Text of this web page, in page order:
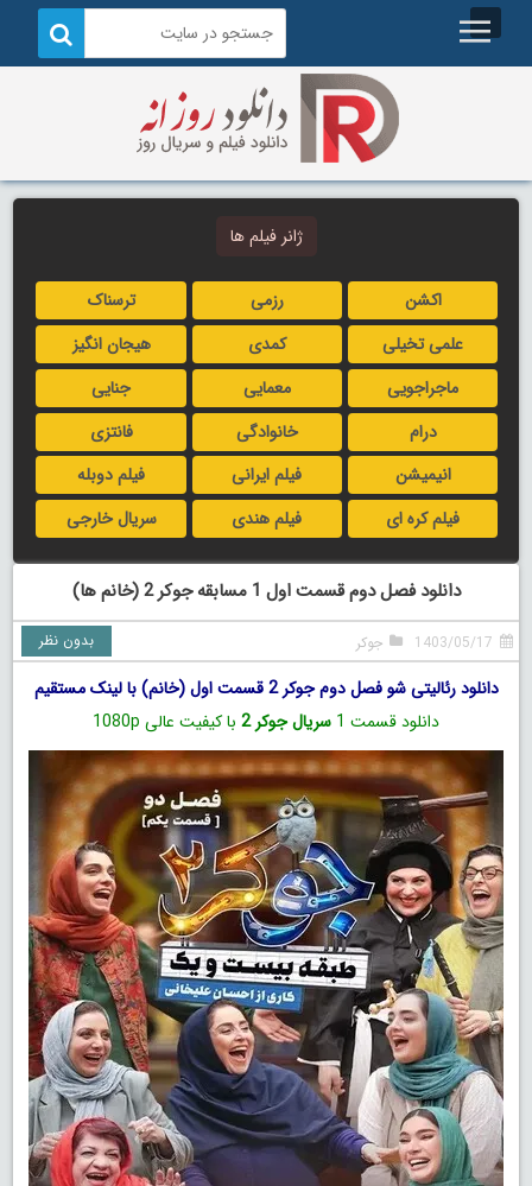
ژانر فیلم ها
اکشن رزمی
ترسناک
علمی تخیلی
کمدی
هیجان انگیز
ماجراجویی
معمایی
جنایی
درام
خانوادگی
فانتزی
انیمیشن
فیلم ایرانی
فیلم دوبله
فیلم کره ای
فیلم هندی سریال خارجی
دانلود فصل دوم قسمت اول 1 مسابقه جوکر 2 (خانم ها)
1403/05/17 جوکر بدون نظر
دانلود رئالیتی‌ شو فصل دوم جوکر 2 قسمت اول (خانم) با لینک مستقیم
دانلود قسمت 1
سریال جوکر 2 با کیفیت عالی 1080p